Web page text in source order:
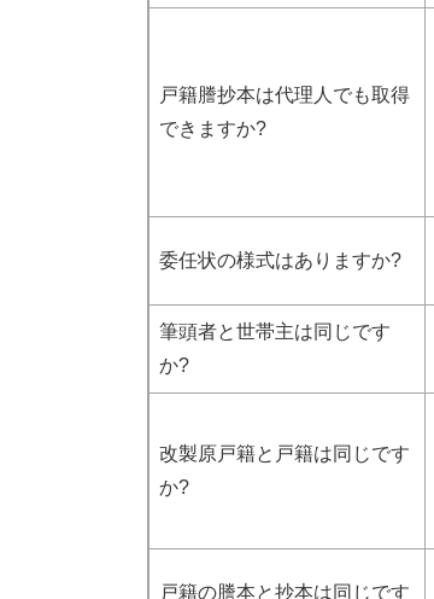
戸籍謄抄本は代理人でも取得
できますか?
委任状の様式はありますか?
筆頭者と世帯主は同じです
か?
改製原戸籍と戸籍は同じです
か?
戸籍の謄本と抄本は同じです